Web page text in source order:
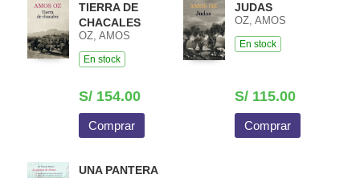
TIERRA DE
CHACALES
OZ, AMOS
En stock
S/ 154.00
Comprar
JUDAS
OZ, AMOS
En stock
S/ 115.00
Comprar
UNA PANTERA